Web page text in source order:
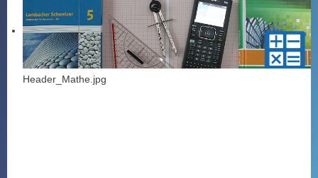
Header_Mathe.jpg